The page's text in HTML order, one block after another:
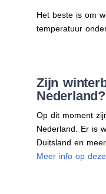
Het beste is om
temperatuur
Zijn
Nederland?
Op dit moment
Nederland. Er is
Duitsland en
Meer info op